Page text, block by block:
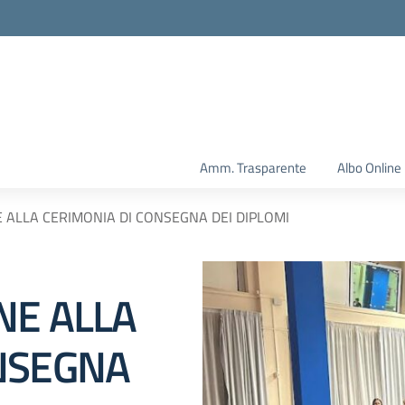
Amm. Trasparente Albo Online
ALLA CERIMONIA DI CONSEGNA DEI DIPLOMI
ALLA